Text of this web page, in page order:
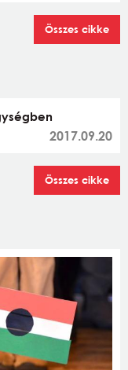
Összes cikke
2017.09.20
Összes cikke